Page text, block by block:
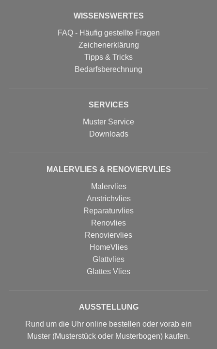
WISSENSWERTES
FAQ - Häufig gestellte Fragen
Zeichenerklärung
Tipps & Tricks
Bedarfsberechnung
SERVICES
Muster Service
Downloads
MALERVLIES & RENOVIERVLIES
Malervlies
Anstrichvlies
Reparaturvlies
Renovlies
Renoviervlies
HomeVlies
Glattvlies
Glattes Vlies
AUSSTELLUNG
Rund um die Uhr online bestellen oder vorab ein
Muster (Musterstück oder Musterbogen) kaufen.